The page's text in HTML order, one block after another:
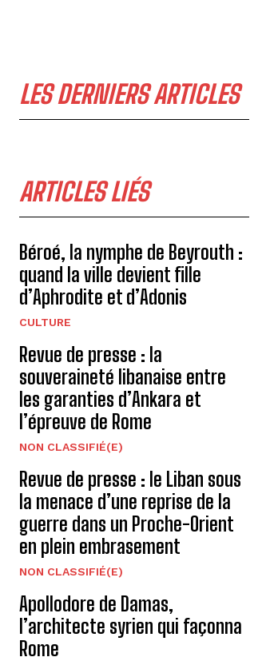
LES DERNIERS ARTICLES
ARTICLES LIÉS
Béroé, la nymphe de Beyrouth :
quand la ville devient fille
d’Aphrodite et d’Adonis
CULTURE
Revue de presse : la
souveraineté libanaise entre
les garanties d’Ankara et
l’épreuve de Rome
NON CLASSIFIÉ(E)
Revue de presse : le Liban sous
la menace d’une reprise de la
guerre dans un Proche-Orient
en plein embrasement
NON CLASSIFIÉ(E)
Apollodore de Damas,
l’architecte syrien qui façonna
Rome